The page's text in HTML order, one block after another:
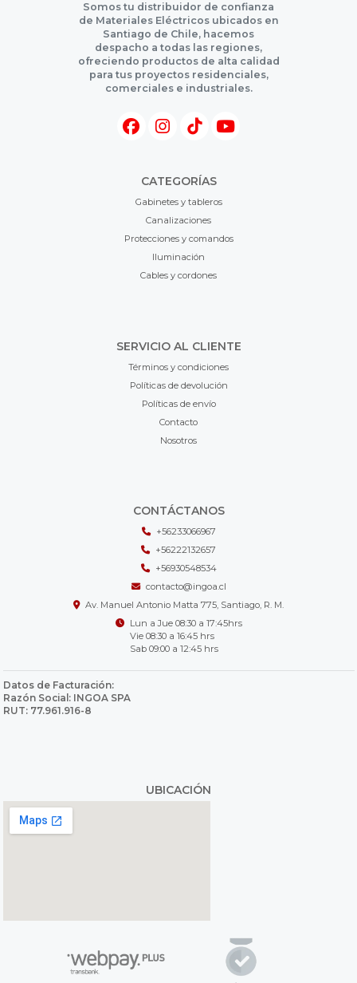
Somos tu distribuidor de confianza
de Materiales Eléctricos ubicados en
Santiago de Chile, hacemos
despacho a todas las regiones,
ofreciendo productos de alta calidad
para tus proyectos residenciales,
comerciales e industriales.
CATEGORÍAS
Gabinetes y tableros
Canalizaciones
Protecciones y comandos
Iluminación
Cables y cordones
SERVICIO AL CLIENTE
Términos y condiciones
Políticas de devolución
Políticas de envío
Contacto
Nosotros
CONTÁCTANOS
+56233066967
+56222132657
+56930548534
contacto@ingoa.cl
Av. Manuel Antonio Matta 775, Santiago, R. M.
Lun a Jue 08:30 a 17:45hrs
Vie 08:30 a 16:45 hrs
Sab 09:00 a 12:45 hrs
Datos de Facturación:
Razón Social: INGOA SPA
RUT: 77.961.916-8
UBICACIÓN